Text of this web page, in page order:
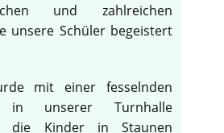
und zahlreichen
unsere Schüler begeistert
mit einer fesselnden
in unserer Turnhalle
die Kinder in Staunen